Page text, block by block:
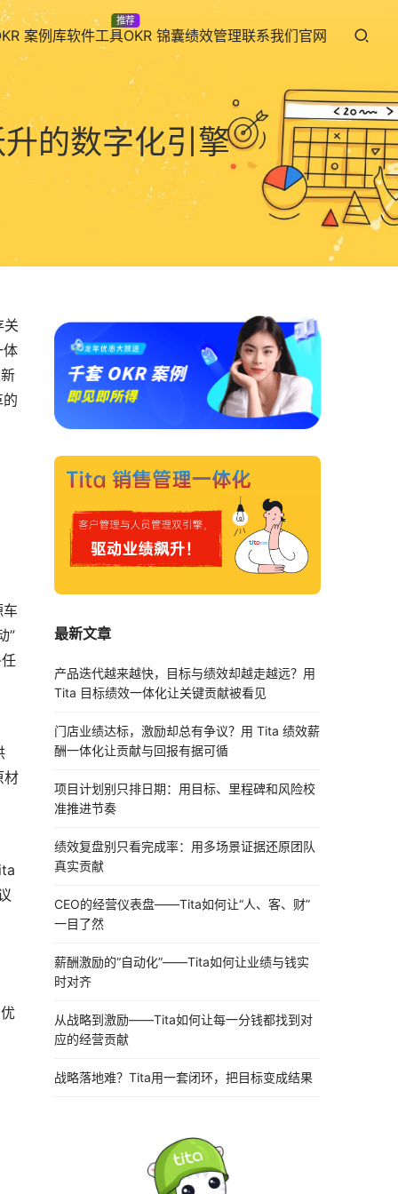
案例库软件工具
推荐
OKR 锦囊绩效管理联系我们官网
的数字化引擎
关
体
”
材
最新文章
产品迭代越来越快，目标与绩效却越走越远？用
Tita 目标绩效一体化让关键贡献被看见
门店业绩达标，激励却总有争议？用 Tita 绩效薪
酬一体化让贡献与回报有据可循
项目计划别只排日期：用目标、里程碑和风险校
准推进节奏
绩效复盘别只看完成率：用多场景证据还原团队
真实贡献
CEO的经营仪表盘——Tita如何让“人、客、财”
一目了然
薪酬激励的“自动化”——Tita如何让业绩与钱实
时对齐
从战略到激励——Tita如何让每一分钱都找到对
应的经营贡献
战略落地难？Tita用一套闭环，把目标变成结果